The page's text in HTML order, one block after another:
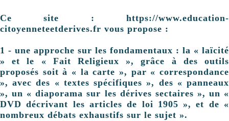
Ce site : https://www.education-
citoyenneteetderives.fr vous propose :
1 - une approche sur les fondamentaux : la « laïcité
» et le « Fait Religieux », grâce à des outils
proposés soit à « la carte », par « correspondance
», avec des « textes spécifiques », des « panneaux
», un « diaporama sur les dérives sectaires », un «
DVD décrivant les articles de loi 1905 », et de «
nombreux débats exhaustifs sur le sujet ».